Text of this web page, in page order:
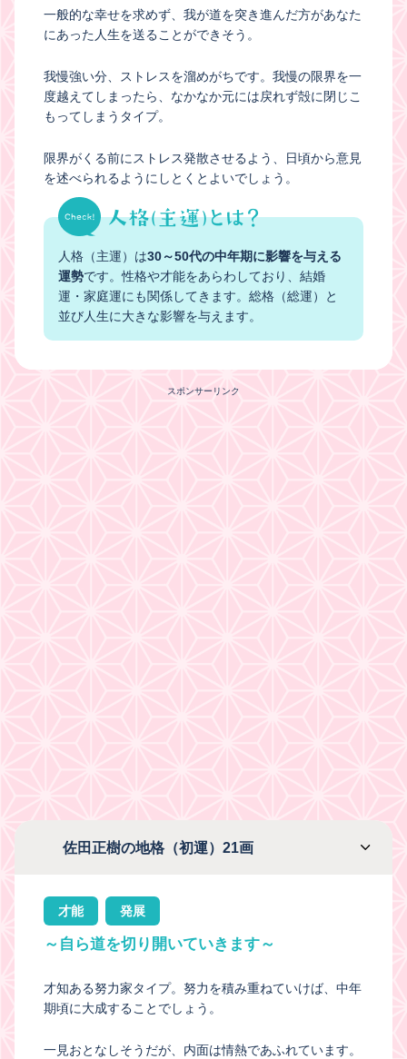
一般的な幸せを求めず、我が道を突き進んだ方があなた
にあった人生を送ることができそう。
我慢強い分、ストレスを溜めがちです。我慢の限界を一
度越えてしまったら、なかなか元には戻れず殻に閉じこ
もってしまうタイプ。
限界がくる前にストレス発散させるよう、日頃から意見
を述べられるようにしとくとよいでしょう。
人格（主運）は30～50代の中年期に影響を与える
運勢です。性格や才能をあらわしており、結婚
運・家庭運にも関係してきます。総格（総運）と
並び人生に大きな影響を与えます。
スポンサーリンク
佐田正樹の地格（初運）21画
才能 発展
～自ら道を切り開いていきます～
才知ある努力家タイプ。努力を積み重ねていけば、中年
期頃に大成することでしょう。
一見おとなしそうだが、内面は情熱であふれています。